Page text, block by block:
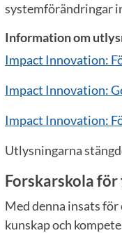
systemförändringar
Information om
Impact Innovation:
Impact Innovation:
Impact Innovation:
Utlysningarna
Forskarskola
Med denna insats
kunskap och